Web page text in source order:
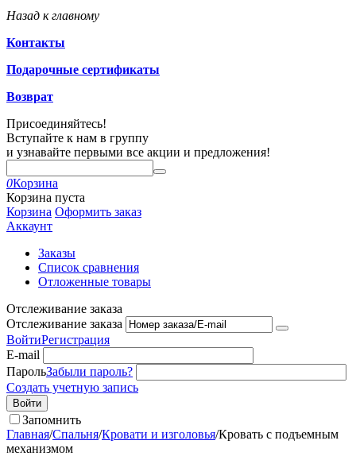
Назад к главному
Контакты
Подарочные сертификаты
Возврат
Присоединяйтесь!
Вступайте к нам в группу
и узнавайте первыми все акции и предложения!
0Корзина
Корзина пуста
Корзина Оформить заказ
Аккаунт
Заказы
Список сравнения
Отложенные товары
Отслеживание заказа
Отслеживание заказа
ВойтиРегистрация
E-mail
ПарольЗабыли пароль?
Создать учетную запись
Войти
Запомнить
Главная/Спальня/Кровати и изголовья/Кровать с подъемным
механизмом